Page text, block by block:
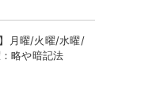
月曜/火曜/水曜/
略や暗記法